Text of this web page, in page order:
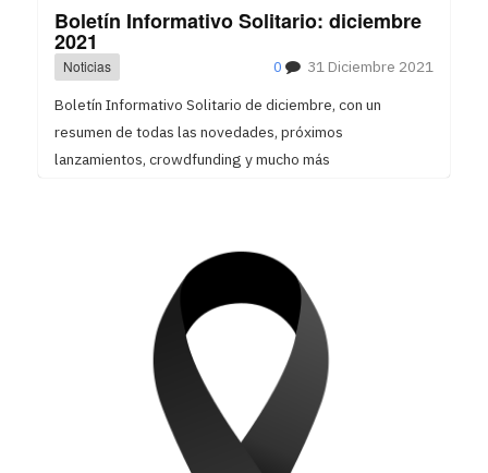
Boletín Informativo Solitario: diciembre
2021
Noticias 31 Diciembre 2021
0
Boletín Informativo Solitario de diciembre, con un
resumen de todas las novedades, próximos
lanzamientos, crowdfunding y mucho más